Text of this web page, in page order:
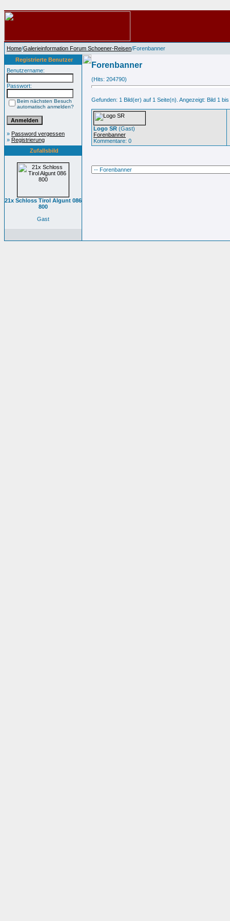
Home/Galerieinformation Forum Schoener-Reisen/Forenbanner
Registrierte Benutzer
Benutzername:
Passwort:
Beim nächsten Besuch
automatisch anmelden?
» Password vergessen
» Registrierung
Zufallsbild
21x Schloss Tirol Algunt 086
800
Gast
Forenbanner
(Hits: 204790)
Gefunden: 1 Bild(er) auf 1 Seite(n). Angezeigt: Bild 1 bis
Logo SR (Gast)
Forenbanner
Kommentare: 0